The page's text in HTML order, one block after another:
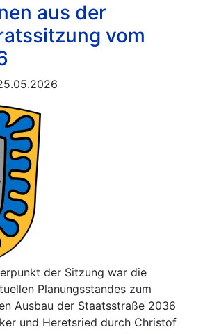
aus der
vom
der Sitzung war die
Planungsstandes zum
Ausbau der Staatsstraße 2036
und Heretsried durch Christof